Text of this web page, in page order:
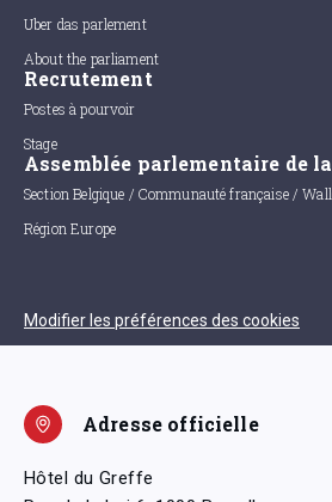
Uber das parlement
About the parliament
Recrutement
Postes à pourvoir
Stage
Assemblée parlementaire de
Section Belgique / Communauté française /
Région Europe
Modifier les préférences des cookies
Adresse officielle
Hôtel du Greffe